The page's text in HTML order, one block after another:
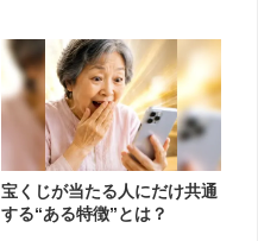
宝くじが当たる人にだけ共通
する“ある特徴”とは？